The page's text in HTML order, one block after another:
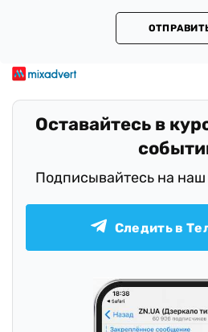
Оставайтесь в
Подписывайтесь на наш
Следить в